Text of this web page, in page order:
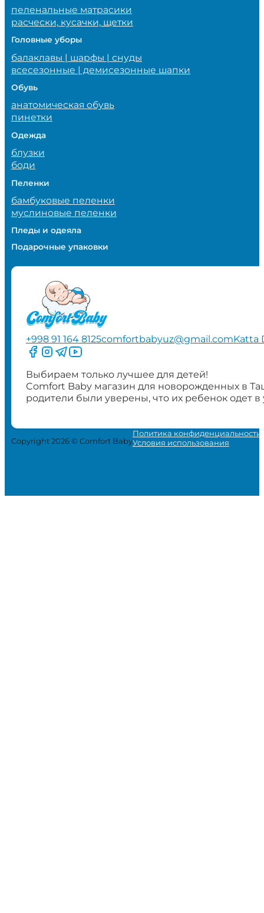
пеленальные матрасики
расчески, кусачки, щетки
Головные уборы
балаклавы | шарфы | снуды
всесезонные | демисезонные шапки
Обувь
анатомическая обувь
пинетки
Одежда
блузки
боди
Пеленки
бамбуковые пеленки
муслиновые пеленки
Пледы и одеяла
Подарочные упаковки
+998 91 164 8125comfortbabyuz@gmail.comKatta
Следите за нами на Facebook
Следите за нами в Instagram
Следите за нами в Telegram
Следите за нами в YouTube
Выбираем только лучшее для детей!
Comfort Baby магазин для новорожденных в
родители были уверены, что их ребенок одет
Copyright 2026 © Comfort Baby
Политика конфиденциальности
Условия использования